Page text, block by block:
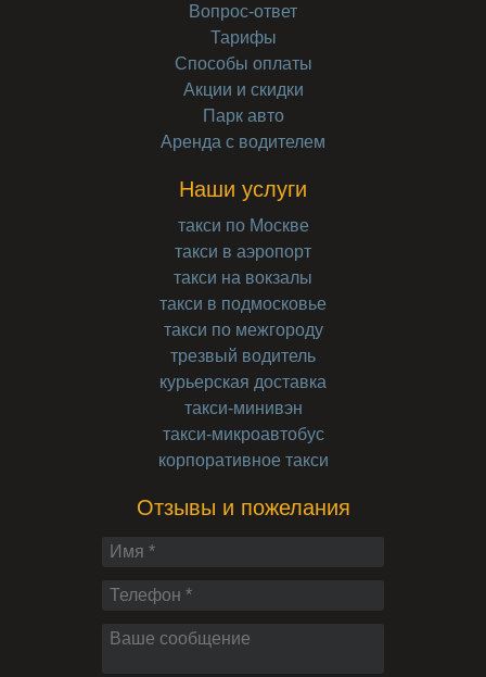
Вопрос-ответ
Тарифы
Способы оплаты
Акции и скидки
Парк авто
Аренда с водителем
Наши услуги
такси по Москве
такси в аэропорт
такси на вокзалы
такси в подмосковье
такси по межгороду
трезвый водитель
курьерская доставка
такси-минивэн
такси-микроавтобус
корпоративное такси
Отзывы и пожелания